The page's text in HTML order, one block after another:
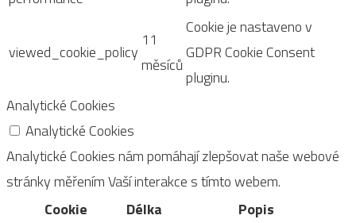
viewed_cookie_policy
11
měsíců
Cookie je nastaveno v
GDPR Cookie Consent
pluginu.
Analytické Cookies
Analytické Cookies
Analytické Cookies nám pomáhají zlepšovat naše webové
stránky měřením Vaší interakce s tímto webem.
Cookie
Délka Popis